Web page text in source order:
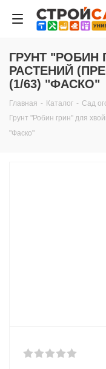
ГРУНТ
РАСТЕНИЙ
(1/63) "ФАСКО"
Главная - Каталог - Сад
Грунт "Робин грин" для
"Фаско"